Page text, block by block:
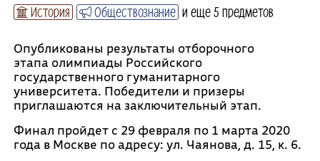
История Обществознание и еще 5 предметов
Опубликованы результаты отборочного
этапа олимпиады Российского
государственного гуманитарного
университета. Победители и призеры
приглашаются на заключительный этап.
Финал пройдет с 29 февраля по 1 марта 2020
года в Москве по адресу: ул. Чаянова, д. 15, к. 6.